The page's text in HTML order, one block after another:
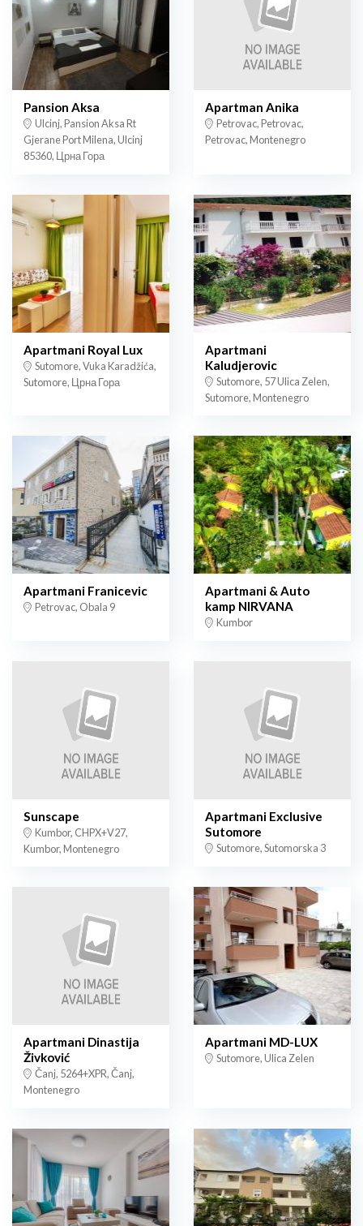
Pansion Aksa
Ulcinj, Pansion Aksa Rt
Gjerane Port Milena, Ulcinj
85360, Црна Гора
Apartman Anika
Petrovac, Petrovac,
Petrovac, Montenegro
Apartmani Royal Lux
Sutomore, Vuka Karadžića,
Sutomore, Црна Гора
Apartmani
Kaludjerovic
Sutomore, 57 Ulica Zelen,
Sutomore, Montenegro
Apartmani Franicevic
Petrovac, Obala 9
Apartmani & Auto
kamp NIRVANA
Kumbor
Sunscape
Kumbor, CHPX+V27,
Kumbor, Montenegro
Apartmani Exclusive
Sutomore
Sutomore, Sutomorska 3
Apartmani Dinastija
Živković
Čanj, 5264+XPR, Čanj,
Montenegro
Apartmani MD-LUX
Sutomore, Ulica Zelen